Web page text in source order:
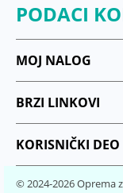
PODACI
MOJ NALOG
BRZI LINKOVI
KORISNIČKI DEO
© 2024-2026 Oprema